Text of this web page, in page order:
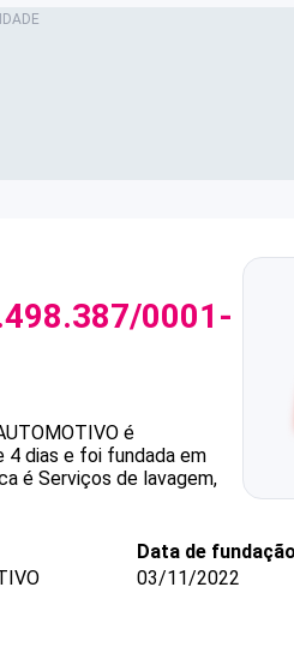
0001-
é
4 dias e foi fundada em
é Serviços de lavagem,
Data de fundação
03/11/2022